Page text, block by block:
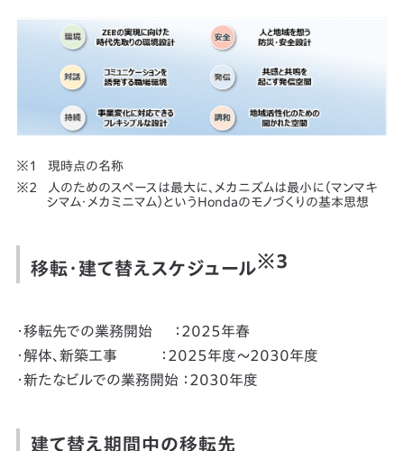
現時点の名称
人のためのスペースは最大に、メカニズムは最小に（マンマキ
シマム・メカミニマム）というHondaのモノづくりの基本思想
移転・建て替えスケジュール※3
・移転先での業務開始 ：2025年春
・解体、新築工事 ：2025年度～2030年度
・新たなビルでの業務開始 ：2030年度
建て替え期間中の移転先